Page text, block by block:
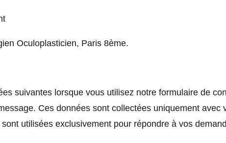
Oculoplasticien, Paris 8ème.
suivantes lorsque vous utilisez notre formulaire de
Ces données sont collectées uniquement avec
utilisées exclusivement pour répondre à vos